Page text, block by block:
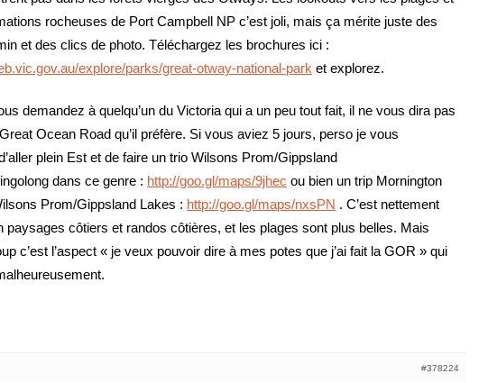
rocheuses de Port Campbell NP c’est joli, mais ça mérite juste des
et des clics de photo. Téléchargez les brochures ici :
explore/parks/great-otway-national-park et explorez.
demandez à quelqu’un du Victoria qui a un peu tout fait, il ne vous dira pas
Ocean Road qu’il préfère. Si vous aviez 5 jours, perso je vous
plein Est et de faire un trio Wilsons Prom/Gippsland
dans ce genre : http://goo.gl/maps/9jhec ou bien un trip Mornington
Prom/Gippsland Lakes : http://goo.gl/maps/nxsPN . C’est nettement
paysages côtiers et randos côtières, et les plages sont plus belles. Mais
c’est l’aspect « je veux pouvoir dire à mes potes que j’ai fait la GOR » qui
#378224